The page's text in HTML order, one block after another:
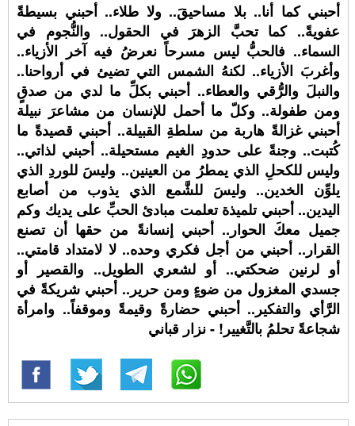
أحبني كما أنا.. بلا مساحيقَ.. ولا طلاء.. أحبني بسيطةً
عفويةً.. كما تحبَّ الزهرَ في الحقول.. والنُّجوم في
السماء.. فالحبُّ ليس مسرحاً نعرضُ فيه آخر الأزياء..
وأغربَ الأزياء.. لكنهُ الشمس التي تضيئ في أرواحنا..
والنبلَ والرُّقي والعطاء.. أحبني بكلِّ ما لدي من صدقٍ
ومن طفولة.. وكلّ ما أحمل للإنسان من مشاعرَ نبيلة
أحبني غزالةً هاربة من سلطةِ القبيلة.. أحبني قصيدةً ما
كُتبت.. وجنةً على حدودِ الغيم مستحيلة.. أحبني لذاتي..
وليس للكحلِ الذي يمطرُ من العينين.. وليسَ للوردِ الذي
يلوِّن الخدين.. وليسَ للشَّمع الذي يذوب من أصابع
اليدين.. أحبني تلميذة تعلمت مبادئ الحبِّ على يديك وكم
جميل معكَ الحوار.. أحبني إنسانةً من حقها أن تصنع
القرار.. أحبني من أجل فكري وحده.. لا لامتداد قامتي..
أو لرنين ضحكتي.. أو لشعري الطويل.. والقصير أو
جسدي المغزول من ضوءٍ ومن حرير.. أحبني شريكةً في
الرَّأي والتفكير.. أحبني حضارةً وقيمةً وموقفاً.. وامرأة
شجاعةً تحلمُ بالتَّغيير! - نزار قباني